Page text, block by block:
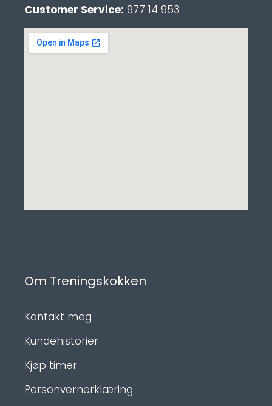
Customer Service: 977 14 953
Om Treningskokken
Kontakt meg
Kundehistorier
Kjøp timer
Personvernerklæring